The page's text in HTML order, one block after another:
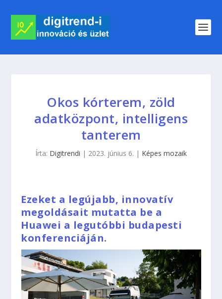
Okos kórterem, zöld
adatközpont, intelligens
tanterem
Írta: Digitrendi | 2023. június 6. | Képes mozaik
Ezeket a legújabb, innovatív
megoldásait mutatta be a
Huawei a legutóbbi budapesti
konferenciáján.